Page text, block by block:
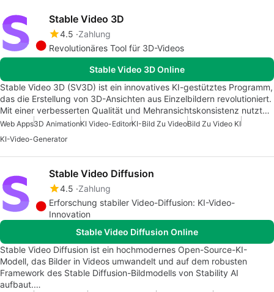
Stable Video 3D
4.5 Zahlung
Revolutionäres Tool für 3D-Videos
Stable Video 3D Online
Stable Video 3D (SV3D) ist ein innovatives KI-gestütztes Programm,
das die Erstellung von 3D-Ansichten aus Einzelbildern revolutioniert.
Mit einer verbesserten Qualität und Mehransichtskonsistenz nutzt…
Web Apps3D AnimationKI Video-EditorKI-Bild Zu VideoBild Zu Video KI
KI-Video-Generator
Stable Video Diffusion
4.5 Zahlung
Erforschung stabiler Video-Diffusion: KI-Video-
Innovation
Stable Video Diffusion Online
Stable Video Diffusion ist ein hochmodernes Open-Source-KI-
Modell, das Bilder in Videos umwandelt und auf dem robusten
Framework des Stable Diffusion-Bildmodells von Stability AI
aufbaut.…